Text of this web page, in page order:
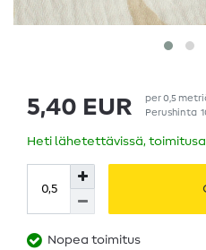
5,40 EUR per0,5
Perushinta
Heti lähetettävissä,
Nopea toimitus